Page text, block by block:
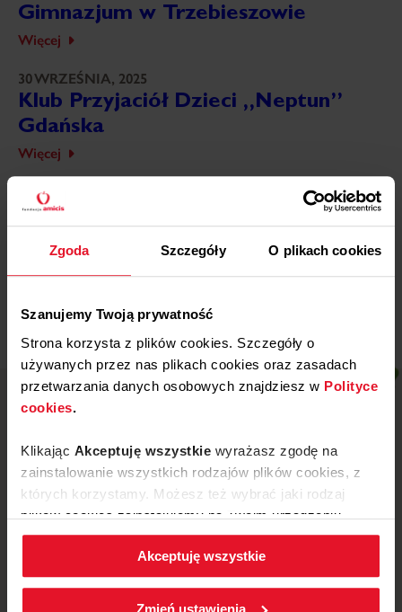
Zgoda Szczegóły O plikach cookies
Szanujemy Twoją prywatność
Strona korzysta z plików cookies. Szczegóły o
używanych przez nas plikach cookies oraz zasadach
przetwarzania danych osobowych znajdziesz w Polityce
cookies.
Klikając Akceptuję wszystkie wyrażasz zgodę na
zainstalowanie wszystkich rodzajów plików cookies, z
których korzystamy. Możesz też wybrać jaki rodzaj
plików cookies zainstalujemy na Twoim urządzeniu,
klikającZmień ustawienia.
W każdej chwili możesz zmienić wybrane przez Ciebie
ustawienia plików cookies wchodząc w zakładkę
Akceptuję wszystkie
Zmień ustawienia
Gimnazjum w Trzebieszowie
Więcej
30 WRZEŚNIA, 2025
Klub Przyjaciół Dzieci „Neptun”
Gdańska
Więcej
30 WRZEŚNIA, 2025
Miejski Klub Sportowy „Stal” z
Wronek
ul. Mickiewicza 52, 64-510 Wronki